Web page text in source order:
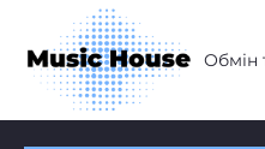
Обмін